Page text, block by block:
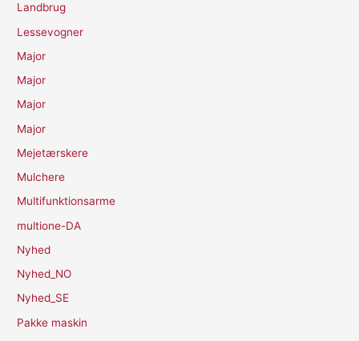
Landbrug
Lessevogner
Major
Major
Major
Major
Mejetærskere
Mulchere
Multifunktionsarme
multione-DA
Nyhed
Nyhed_NO
Nyhed_SE
Pakke maskin